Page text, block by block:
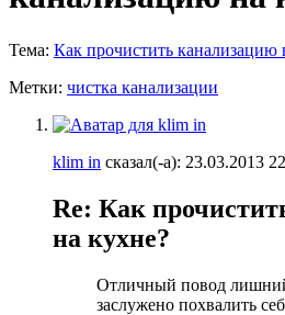
Тема: Как прочистить канализацию
Метки: чистка канализации
klim in сказал(-а): 23.03.2013
Re: Как
на кухне?
Отличный повод
заслужено похвалить